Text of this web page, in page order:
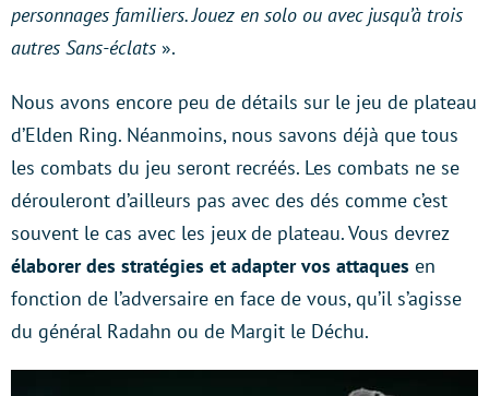
personnages familiers. Jouez en solo ou avec jusqu’à trois
autres Sans-éclats ».
Nous avons encore peu de détails sur le jeu de plateau
d’Elden Ring. Néanmoins, nous savons déjà que tous
les combats du jeu seront recréés. Les combats ne se
dérouleront d’ailleurs pas avec des dés comme c’est
souvent le cas avec les jeux de plateau. Vous devrez
élaborer des stratégies et adapter vos attaques en
fonction de l’adversaire en face de vous, qu’il s’agisse
du général Radahn ou de Margit le Déchu.